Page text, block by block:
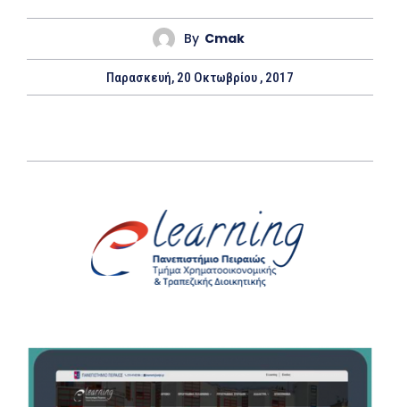
By Cmak
Παρασκευή, 20 Οκτωβρίου , 2017